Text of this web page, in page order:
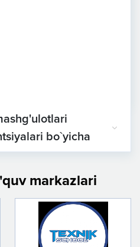
bo`yicha
markazlari